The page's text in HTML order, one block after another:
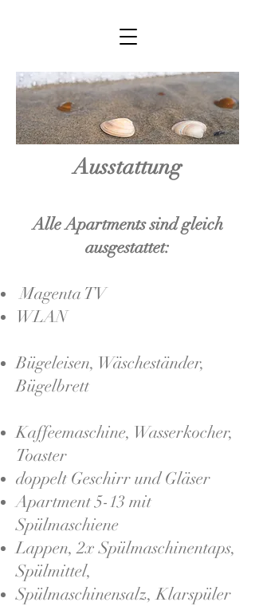
Ausstattung
Alle Apartments sind gleich
ausgestattet:
Magenta TV
WLAN
Bügeleisen, Wäscheständer,
Bügelbrett
​Kaffeemaschine, Wasserkocher,
Toaster
doppelt Geschirr und Gläser
Apartment 5-13 mit
Spülmaschiene
Lappen, 2x Spülmaschinentaps,
Spülmittel,
Spülmaschinensalz, Klarspüler